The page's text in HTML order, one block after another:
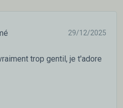
29/12/2025
trop gentil, je t'adore